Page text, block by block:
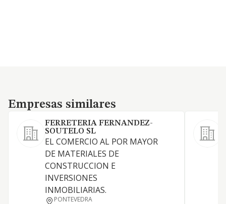
Empresas similares
Empresas similares
FERRETERIA FERNANDEZ-
SOUTELO SL
EL COMERCIO AL POR MAYOR
DE MATERIALES DE
CONSTRUCCION E
INVERSIONES
INMOBILIARIAS.
PONTEVEDRA